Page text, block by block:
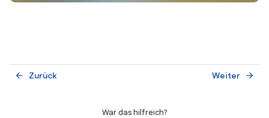
Zurück
arrow_back Weiter arrow_forward
War das hilfreich?